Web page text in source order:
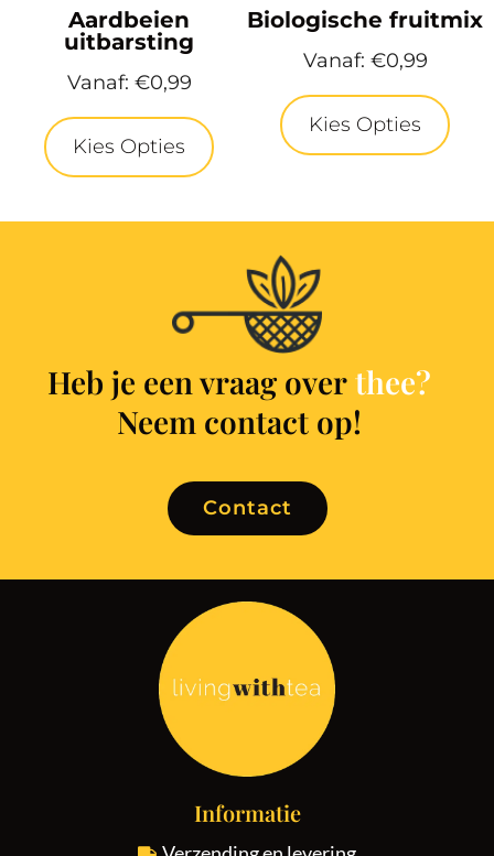
Aardbeien
uitbarsting
Vanaf: €0,99
Kies Opties
Biologische fruitmix
Vanaf: €0,99
Kies Opties
Heb je een vraag over
Neem contact op!
Contact
Informatie